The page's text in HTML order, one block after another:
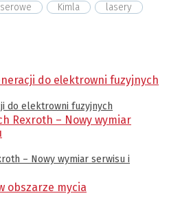
Kimla lasery
do elektrowni fuzyjnych
– Nowy wymiar serwisu i